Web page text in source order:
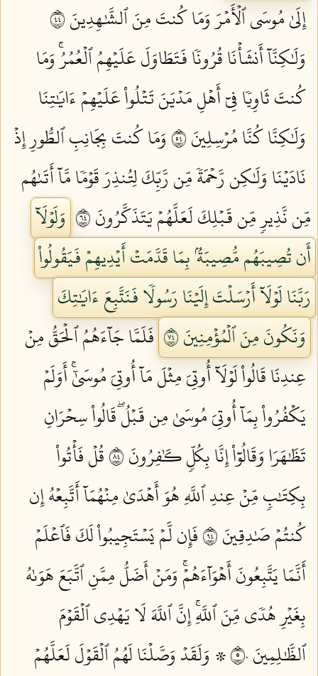
إِلَىٰ مُوسَى ٱلۡأَمۡرَ وَمَا كُنتَ مِنَ ٱلشَّٰهِدِينَ ٤٤
وَلَٰكِنَّآ أَنشَأۡنَا قُرُونٗا فَتَطَاوَلَ عَلَيۡهِمُ ٱلۡعُمُرُۚ وَمَا
كُنتَ ثَاوِيٗا فِيٓ أَهۡلِ مَدۡيَنَ تَتۡلُواْ عَلَيۡهِمۡ ءَايَٰتِنَا
وَلَٰكِنَّا كُنَّا مُرۡسِلِينَ ٤٥
وَمَا كُنتَ بِجَانِبِ ٱلطُّورِ إِذۡ
نَادَيۡنَا وَلَٰكِن رَّحۡمَةٗ مِّن رَّبِّكَ لِتُنذِرَ قَوۡمٗا مَّآ أَتَىٰهُم
مِّن نَّذِيرٖ مِّن قَبۡلِكَ لَعَلَّهُمۡ يَتَذَكَّرُونَ ٤٦
وَلَوۡلَآ
أَن تُصِيبَهُم مُّصِيبَةُۢ بِمَا قَدَّمَتۡ أَيۡدِيهِمۡ فَيَقُولُواْ
رَبَّنَا لَوۡلَآ أَرۡسَلۡتَ إِلَيۡنَا رَسُولٗا فَنَتَّبِعَ ءَايَٰتِكَ
وَنَكُونَ مِنَ ٱلۡمُؤۡمِنِينَ ٤٧
فَلَمَّا جَآءَهُمُ ٱلۡحَقُّ مِنۡ
عِندِنَا قَالُواْ لَوۡلَآ أُوتِيَ مِثۡلَ مَآ أُوتِيَ مُوسَىٰٓۚ أَوَلَمۡ
يَكۡفُرُواْ بِمَآ أُوتِيَ مُوسَىٰ مِن قَبۡلُۖ قَالُواْ سِحۡرَانِ
تَظَٰهَرَا وَقَالُوٓاْ إِنَّا بِكُلّٖ كَٰفِرُونَ ٤٨
قُلۡ فَأۡتُواْ
بِكِتَٰبٖ مِّنۡ عِندِ ٱللَّهِ هُوَ أَهۡدَىٰ مِنۡهُمَآ أَتَّبِعۡهُ إِن
كُنتُمۡ صَٰدِقِينَ ٤٩
فَإِن لَّمۡ يَسۡتَجِيبُواْ لَكَ فَٱعۡلَمۡ
أَنَّمَا يَتَّبِعُونَ أَهۡوَآءَهُمۡۚ وَمَنۡ أَضَلُّ مِمَّنِ ٱتَّبَعَ هَوَىٰهُ
بِغَيۡرِ هُدٗى مِّنَ ٱللَّهِۚ إِنَّ ٱللَّهَ لَا يَهۡدِي ٱلۡقَوۡمَ
ٱلظَّٰلِمِينَ ٥٠
۞ وَلَقَدۡ وَصَّلۡنَا لَهُمُ ٱلۡقَوۡلَ لَعَلَّهُمۡ